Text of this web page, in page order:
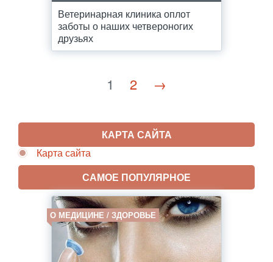
Ветеринарная клиника оплот
заботы о наших четвероногих
друзьях
1 2 →
КАРТА САЙТА
Карта сайта
САМОЕ ПОПУЛЯРНОЕ
О МЕДИЦИНЕ / ЗДОРОВЬЕ